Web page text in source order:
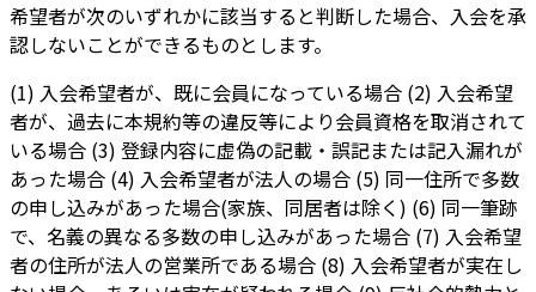
希望者が次のいずれかに該当すると判断した場合、入会を承
認しないことができるものとします。
(1) 入会希望者が、既に会員になっている場合 (2) 入会希望
者が、過去に本規約等の違反等により会員資格を取消されて
いる場合 (3) 登録内容に虚偽の記載・誤記または記入漏れが
あった場合 (4) 入会希望者が法人の場合 (5) 同一住所で多数
の申し込みがあった場合(家族、同居者は除く) (6) 同一筆跡
で、名義の異なる多数の申し込みがあった場合 (7) 入会希望
者の住所が法人の営業所である場合 (8) 入会希望者が実在し